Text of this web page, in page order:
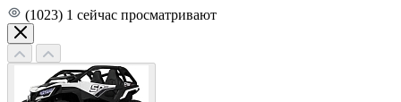
(1023) 1 сейчас просматривают